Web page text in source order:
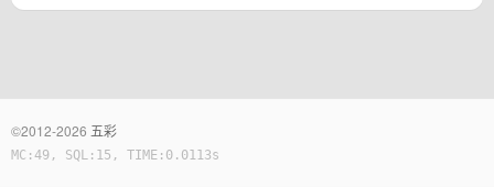
©2012-2026 五彩
MC:49, SQL:15, TIME:0.0113s